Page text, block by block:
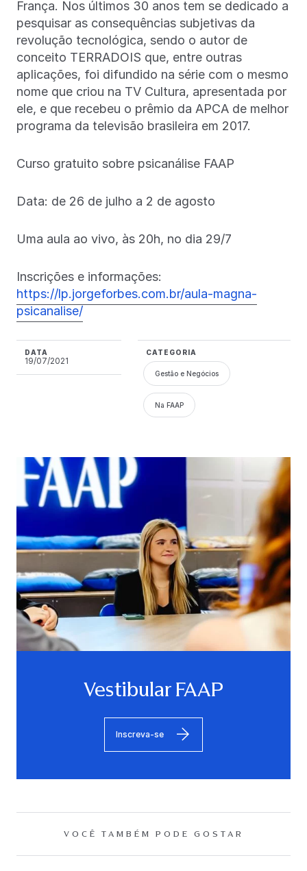
França. Nos últimos 30 anos tem se dedicado a
pesquisar as consequências subjetivas da
revolução tecnológica, sendo o autor de
conceito TERRADOIS que, entre outras
aplicações, foi difundido na série com o mesmo
nome que criou na TV Cultura, apresentada por
ele, e que recebeu o prêmio da APCA de melhor
programa da televisão brasileira em 2017.
Curso gratuito sobre psicanálise FAAP
Data: de 26 de julho a 2 de agosto
Uma aula ao vivo, às 20h, no dia 29/7
Inscrições e informações:
https://lp.jorgeforbes.com.br/aula-magna-
psicanalise/
DATA
19/07/2021
CATEGORIA
Gestão e Negócios
Na FAAP
Vestibular FAAP
Inscreva-se
VOCÊ TAMBÉM PODE GOSTAR